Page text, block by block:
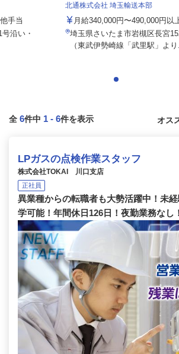
手当
沿い・
北通株式会社 埼玉輸送本部
月給340,000円〜490,000円以
埼玉県さいたま市岩槻区長宮
（東武伊勢崎線「武里駅」より
全 6件中 1 - 6件を表示
LPガスの点検作業スタッフ
株式会社TOKAI 川口支店
正社員
異業種からの転職者も大勢活躍中！未
学可能！年間休日126日！夜勤業務なし！